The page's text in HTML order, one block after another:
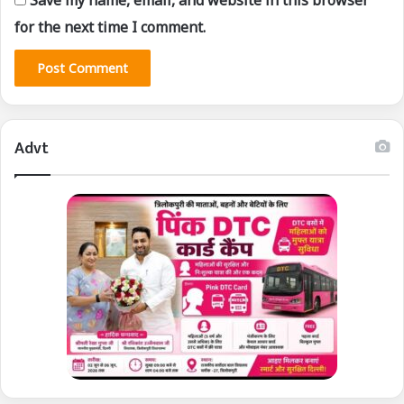
for the next time I comment.
Advt